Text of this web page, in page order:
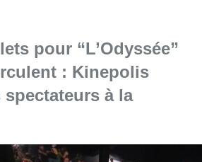
pour “L’Odyssée”
: Kinepolis
à la